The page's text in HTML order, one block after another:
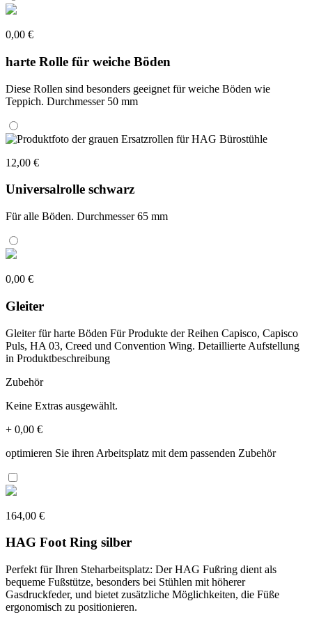
0,00 €
harte Rolle für weiche Böden
Diese Rollen sind besonders geeignet für weiche Böden wie
Teppich. Durchmesser 50 mm
12,00 €
Universalrolle schwarz
Für alle Böden. Durchmesser 65 mm
0,00 €
Gleiter
Gleiter für harte Böden Für Produkte der Reihen Capisco, Capisco
Puls, HA 03, Creed und Convention Wing. Detaillierte Aufstellung
in Produktbeschreibung
Zubehör
Keine Extras ausgewählt.
+ 0,00 €
optimieren Sie ihren Arbeitsplatz mit dem passenden Zubehör
164,00 €
HAG Foot Ring silber
Perfekt für Ihren Steharbeitsplatz: Der HAG Fußring dient als
bequeme Fußstütze, besonders bei Stühlen mit höherer
Gasdruckfeder, und bietet zusätzliche Möglichkeiten, die Füße
ergonomisch zu positionieren.